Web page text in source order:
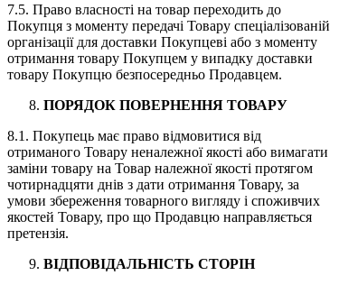
7.5. Право власності на товар переходить до
Покупця з моменту передачі Товару спеціалізованій
організації для доставки Покупцеві або з моменту
отримання товару Покупцем у випадку доставки
товару Покупцю безпосередньо Продавцем.
ПОРЯДОК ПОВЕРНЕННЯ ТОВАРУ
8.1. Покупець має право відмовитися від
отриманого Товару неналежної якості або вимагати
заміни товару на Товар належної якості протягом
чотирнадцяти днів з дати отримання Товару, за
умови збереження товарного вигляду і споживчих
якостей Товару, про що Продавцю направляється
претензія.
ВІДПОВІДАЛЬНІСТЬ СТОРІН